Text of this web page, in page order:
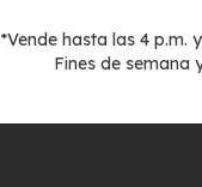
*Vende hasta las 4 p.m.
Fines de semana